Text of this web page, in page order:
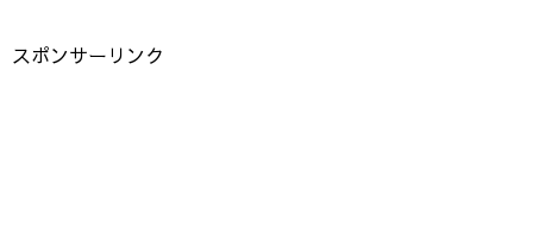
スポンサーリンク